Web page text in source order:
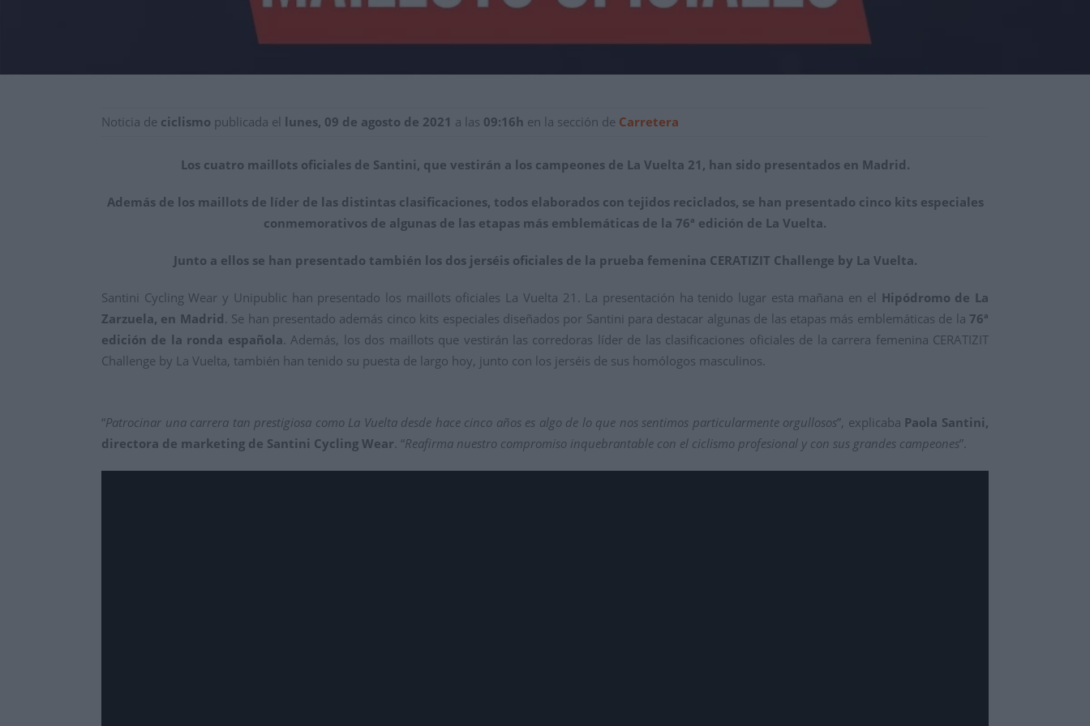
Noticia de ciclismo publicada el lunes, 09 de agosto de 2021 a las 09:16h en la sección de Carretera
Los cuatro maillots oficiales de Santini, que vestirán a los campeones de La Vuelta 21, han sido presentados en Madrid.
Además de los maillots de líder de las distintas clasificaciones, todos elaborados con tejidos reciclados, se han presentado cinco kits especiales
conmemorativos de algunas de las etapas más emblemáticas de la 76ª edición de La Vuelta.
Junto a ellos se han presentado también los dos jerséis oficiales de la prueba femenina CERATIZIT Challenge by La Vuelta.
Santini Cycling Wear y Unipublic han presentado los maillots oficiales La Vuelta 21. La presentación ha tenido lugar esta mañana en el Hipódromo de La
Zarzuela, en Madrid. Se han presentado además cinco kits especiales diseñados por Santini para destacar algunas de las etapas más emblemáticas de la 76ª
edición de la ronda española. Además, los dos maillots que vestirán las corredoras líder de las clasificaciones oficiales de la carrera femenina CERATIZIT
Challenge by La Vuelta, también han tenido su puesta de largo hoy, junto con los jerséis de sus homólogos masculinos.
“Patrocinar una carrera tan prestigiosa como La Vuelta desde hace cinco años es algo de lo que nos sentimos particularmente orgullosos”, explicaba Paola Santini,
directora de marketing de Santini Cycling Wear. “Reafirma nuestro compromiso inquebrantable con el ciclismo profesional y con sus grandes campeones”.